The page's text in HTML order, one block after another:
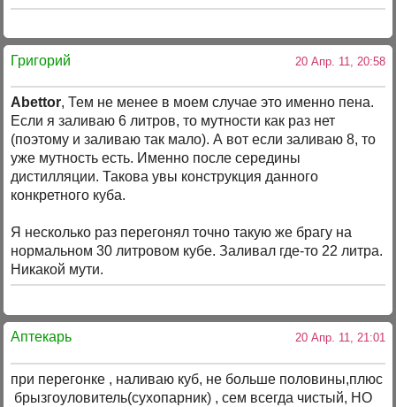
Григорий 20 Апр. 11, 20:58
Abettor, Тем не менее в моем случае это именно пена.
Если я заливаю 6 литров, то мутности как раз нет
(поэтому и заливаю так мало). А вот если заливаю 8, то
уже мутность есть. Именно после середины
дистилляции. Такова увы конструкция данного
конкретного куба.
Я несколько раз перегонял точно такую же брагу на
нормальном 30 литровом кубе. Заливал где-то 22 литра.
Никакой мути.
Аптекарь 20 Апр. 11, 21:01
при перегонке , наливаю куб, не больше половины,плюс
брызгоуловитель(сухопарник) , сем всегда чистый, НО